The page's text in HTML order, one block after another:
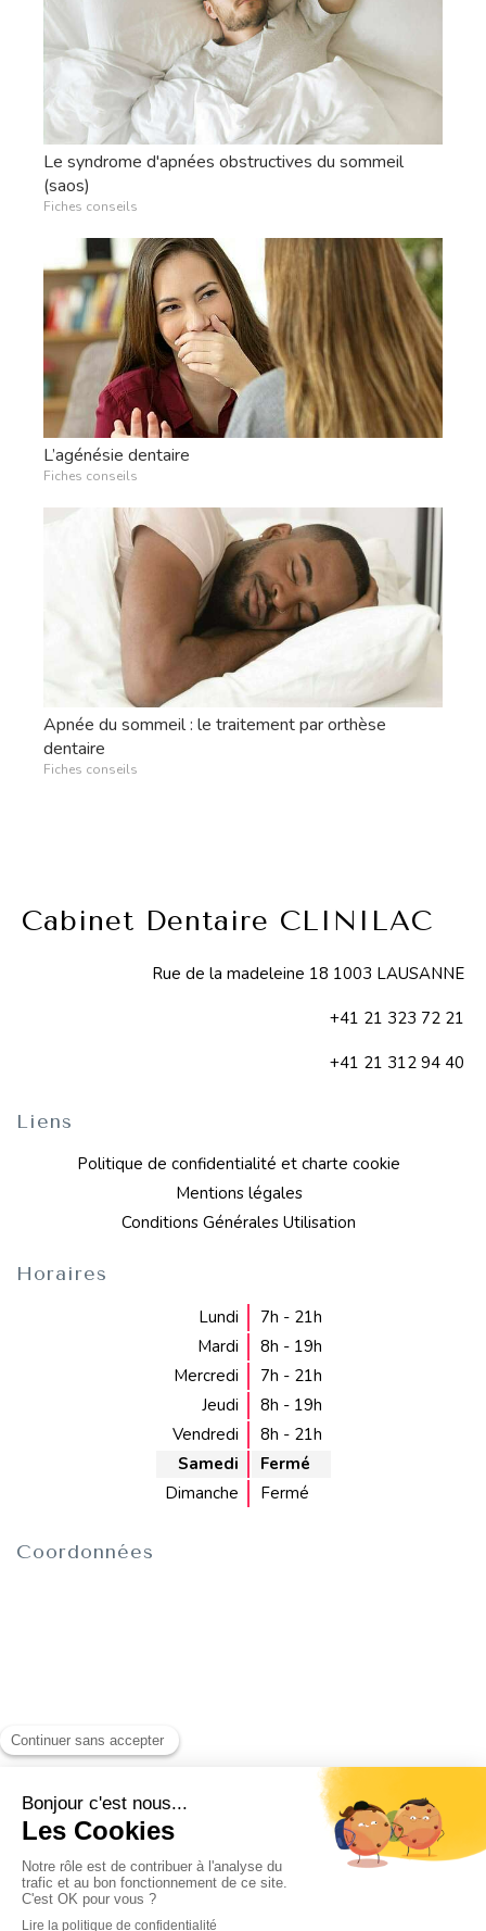
Le syndrome d'apnées obstructives du sommeil
(saos)
Fiches conseils
L’agénésie dentaire
Fiches conseils
Apnée du sommeil : le traitement par orthèse
dentaire
Fiches conseils
Cabinet Dentaire CLINILAC
Rue de la madeleine 18 1003 LAUSANNE
+41 21 323 72 21
+41 21 312 94 40
Liens
Politique de confidentialité et charte cookie
Mentions légales
Conditions Générales Utilisation
Horaires
Lundi
7h - 21h
Mardi
8h - 19h
Mercredi
7h - 21h
Jeudi
8h - 19h
Vendredi
8h - 21h
Samedi
Fermé
Dimanche
Fermé
Coordonnées
Recherche
Rechercher